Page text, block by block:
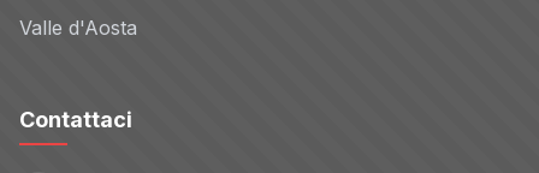
Valle d'Aosta
Contattaci